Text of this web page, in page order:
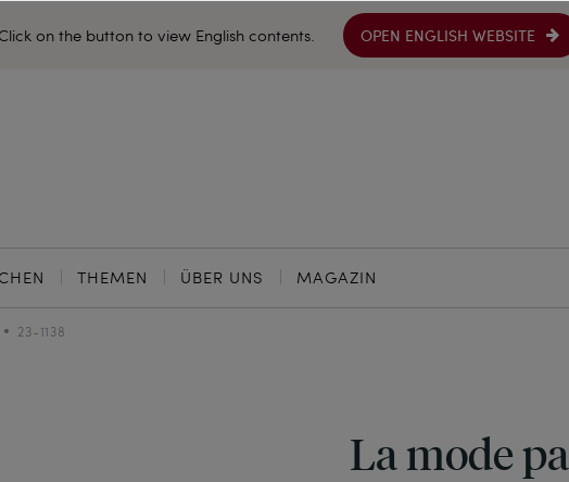
Click on the button to view English contents. OPEN ENGLISH WEBSITE
THEMEN ÜBER UNS MAGAZIN
23-1138
La mode